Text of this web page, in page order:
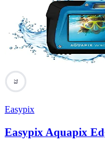
73
Easypix
Easypix Aquapix